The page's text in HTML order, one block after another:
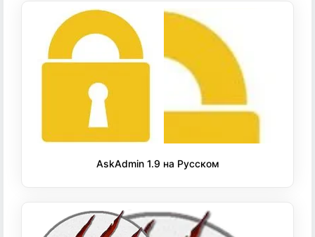
AskAdmin 1.9 на Русском